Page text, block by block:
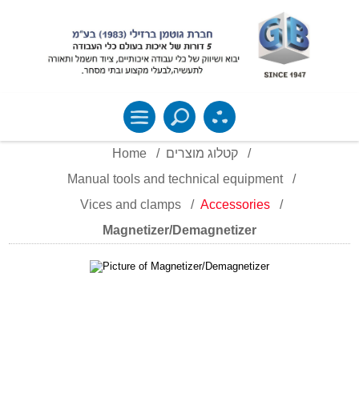
Home / קטלוג מוצרים
/
Manual tools and technical equipment
/
Vices and clamps
/ Accessories
/
Magnetizer/Demagnetizer